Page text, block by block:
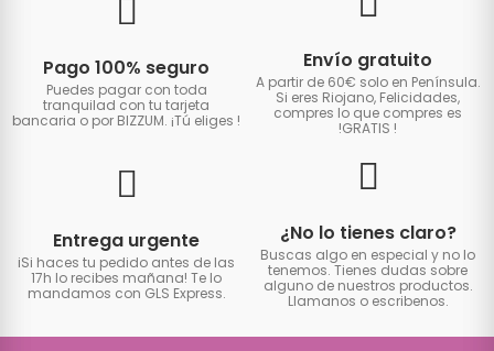
Pago 100% seguro
Puedes pagar con toda
tranquilad con tu tarjeta
bancaria o por BIZZUM. ¡Tú eliges !
Envío gratuito
A partir de 60€ solo en Península.
Si eres Riojano, Felicidades,
compres lo que compres es
!GRATIS !
Entrega urgente
iSi haces tu pedido antes de las
17h lo recibes mañana! Te lo
mandamos con GLS Express.
¿No lo tienes claro?
Buscas algo en especial y no lo
tenemos. Tienes dudas sobre
alguno de nuestros productos.
Llamanos o escribenos.